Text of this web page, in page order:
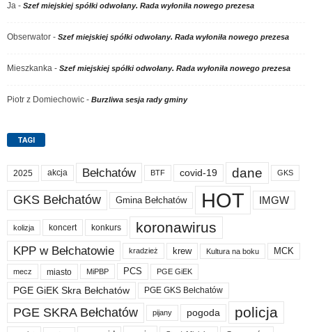
Ja - Szef miejskiej spółki odwołany. Rada wyłoniła nowego prezesa
Obserwator - Szef miejskiej spółki odwołany. Rada wyłoniła nowego prezesa
Mieszkanka - Szef miejskiej spółki odwołany. Rada wyłoniła nowego prezesa
Piotr z Domiechowic - Burzliwa sesja rady gminy
TAGI
2025 akcja Bełchatów BTF covid-19 dane GKS
GKS Bełchatów Gmina Bełchatów HOT IMGW
kolizja koncert konkurs koronawirus
KPP w Bełchatowie kradzież krew Kultura na boku MCK
mecz miasto MiPBP PCS PGE GiEK
PGE GiEK Skra Bełchatów PGE GKS Bełchatów
PGE SKRA Bełchatów pijany pogoda policja